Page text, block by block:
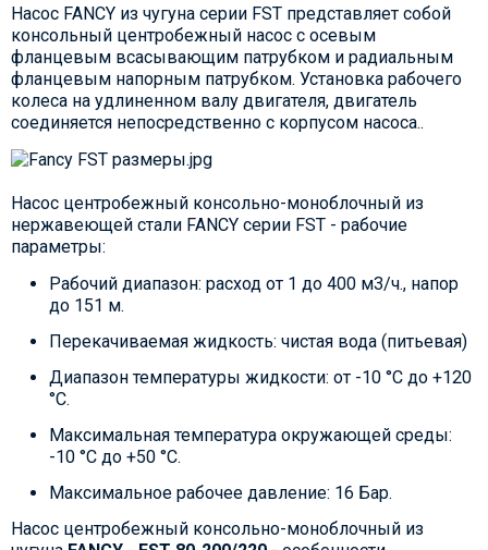
Насос FANCY из чугуна серии FST представляет собой
консольный центробежный насос с осевым
фланцевым всасывающим патрубком и радиальным
фланцевым напорным патрубком. Установка рабочего
колеса на удлиненном валу двигателя, двигатель
соединяется непосредственно с корпусом насоса..
Насос центробежный консольно-моноблочный из
нержавеющей стали FANCY серии FST - рабочие
параметры:
Рабочий диапазон: расход от 1 до 400 м3/ч., напор
до 151 м.
Перекачиваемая жидкость: чистая вода (питьевая)
Диапазон температуры жидкости: от -10 °C до +120
°C.
Максимальная температура окружающей среды:
-10 °C до +50 °C.
Максимальное рабочее давление: 16 Бар.
Насос центробежный консольно-моноблочный из